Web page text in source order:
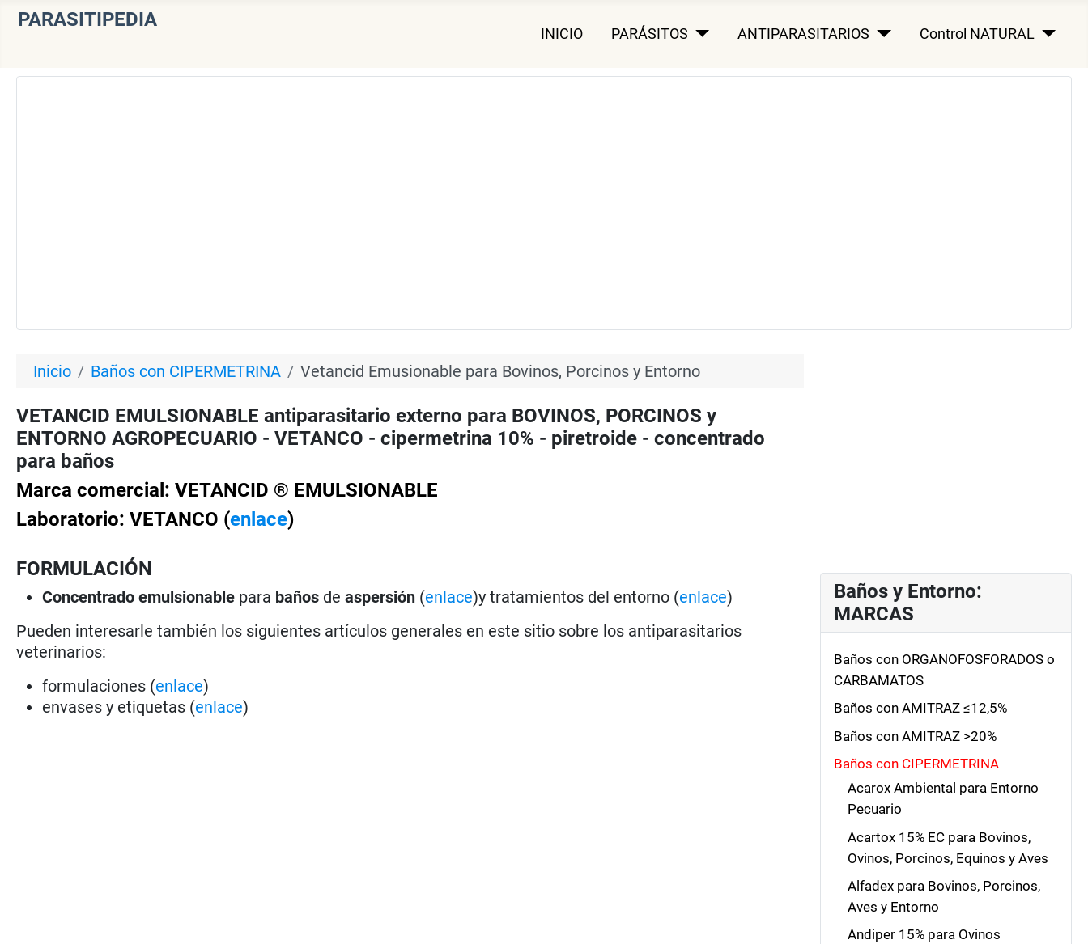
PARASITIPEDIA
INICIO PARÁSITOS ANTIPARASITARIOS Control NATURAL
Inicio Baños con CIPERMETRINA Vetancid Emusionable para Bovinos, Porcinos y Entorno
VETANCID EMULSIONABLE antiparasitario externo para BOVINOS, PORCINOS y
ENTORNO AGROPECUARIO - VETANCO - cipermetrina 10% - piretroide - concentrado
para baños
Marca comercial: VETANCID ® EMULSIONABLE
Laboratorio: VETANCO (enlace)
FORMULACIÓN
Concentrado emulsionable para baños deaspersión (enlace)y tratamientos del entorno (enlace)
Pueden interesarle también los siguientes artículos generales en este sitio sobre los antiparasitarios
veterinarios:
formulaciones (enlace)
envases y etiquetas (enlace)
Baños y Entorno:
MARCAS
Baños con ORGANOFOSFORADOS o
CARBAMATOS
Baños con AMITRAZ ≤12,5%
Baños con AMITRAZ >20%
Baños con CIPERMETRINA
Acarox Ambiental para Entorno
Pecuario
Acartox 15% EC para Bovinos,
Ovinos, Porcinos, Equinos y Aves
Alfadex para Bovinos, Porcinos,
Aves y Entorno
Andiper 15% para Ovinos